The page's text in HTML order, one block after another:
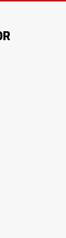
un
en